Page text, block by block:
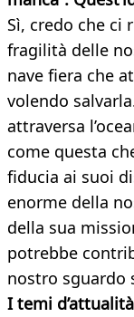
Sì, credo che ci
fragilità delle
nave fiera che
volendo
attraversa
come questa
fiducia ai suoi
enorme della
della sua
potrebbe
nostro sguardo
I temi